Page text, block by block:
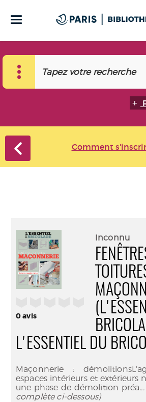
Comment
0avis
Inconnu
L'ESSENTIEL DU
Maçonnerie :
espaces intérieurs et extérieurs
une phase de démolition préa
complète ci-dessous)